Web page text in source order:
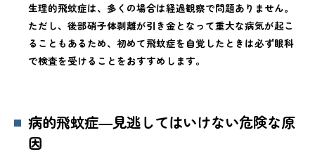
生理的飛蚊症は、多くの場合は経過観察で問題ありません。
ただし、後部硝子体剥離が引き金となって重大な病気が起こ
ることもあるため、初めて飛蚊症を自覚したときは必ず眼科
で検査を受けることをおすすめします。
病的飛蚊症―見逃してはいけない危険な原
因